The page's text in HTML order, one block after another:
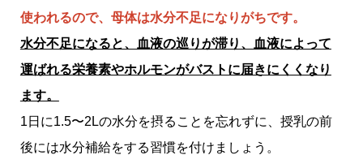
使われるので、母体は水分不足になりがちです。
水分不足になると、血液の巡りが滞り、血液によって
運ばれる栄養素やホルモンがバストに届きにくくなり
ます。
1日に1.5〜2Lの水分を摂ることを忘れずに、授乳の前
後には水分補給をする習慣を付けましょう。